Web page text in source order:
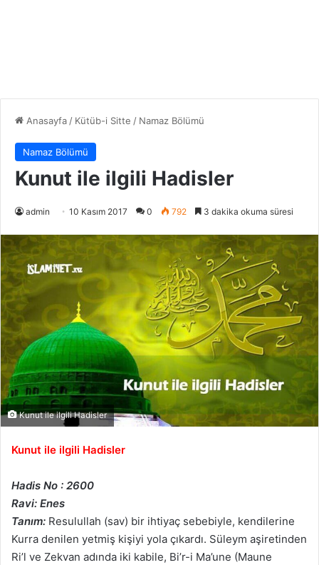
Anasayfa/ Kütüb-i Sitte / Namaz Bölümü
Namaz Bölümü
Kunut ile ilgili Hadisler
admin 10 Kasım 2017 0 792 3 dakika okuma süresi
Kunut ile ilgili Hadisler
Kunut ile ilgili Hadisler
Hadis No : 2600
Ravi: Enes
Tanım: Resulullah (sav) bir ihtiyaç sebebiyle, kendilerine
Kurra denilen yetmiş kişiyi yola çıkardı. Süleym aşiretinden
Ri’l ve Zekvan adında iki kabile, Bi’r-i Ma’une (Maune